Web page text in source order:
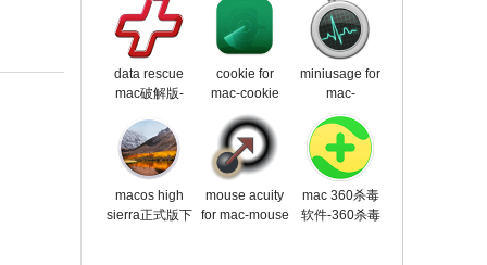
正式版下载
v10.14.6
my system
mac版下载
v2.1
data rescue
mac破解版-
mac下载
v6.0.7
cookie for
mac-cookie
mac版下载
v6.8.3
miniusage for
mac-
miniusage
mac版下载
v1.5.0
macos high
sierra正式版下
mouse acuity
for mac-mouse
mac 360杀毒
软件-360杀毒